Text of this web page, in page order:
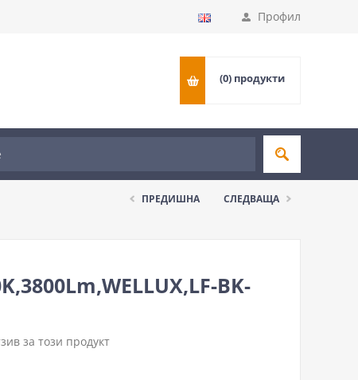
Профил
(0) продукти
ПРЕДИШНА СЛЕДВАЩА
BK-
за този продукт